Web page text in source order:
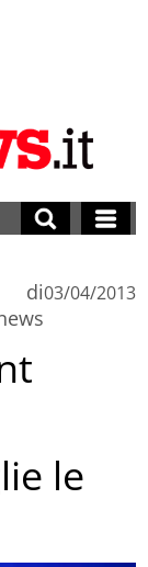
di03/04/2013
le